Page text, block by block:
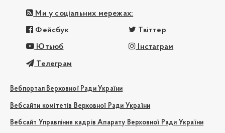
Ми у соціальних мережах:
Фейсбук Твіттер
Ютьюб Інстаграм
Телеграм
Вебпортал Верховної Ради України
Вебсайти комітетів Верховної Ради України
Вебсайт Управління кадрів Апарату Верховної Ради України